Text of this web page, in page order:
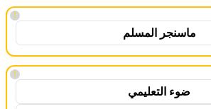
!
ماسنجر المسلم
!
ضوء التعليمي